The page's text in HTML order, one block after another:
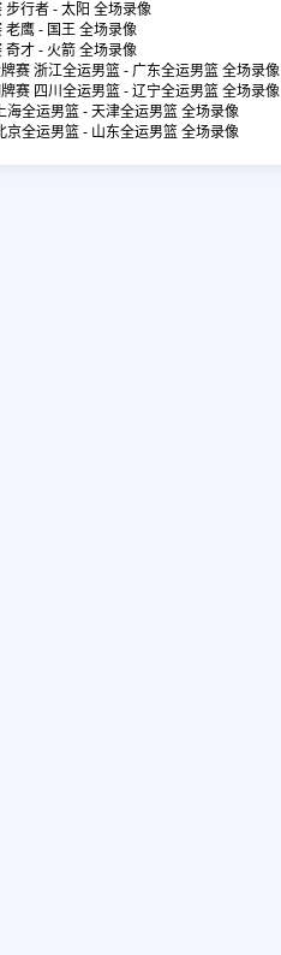
行者 - 太阳 全场录像
鹰 - 国王 全场录像
才 - 火箭 全场录像
赛 浙江全运男篮 - 广东全运男篮 全场录像
赛 四川全运男篮 - 辽宁全运男篮 全场录像
全运男篮 - 天津全运男篮 全场录像
全运男篮 - 山东全运男篮 全场录像